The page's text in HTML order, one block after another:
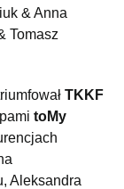
& Anna
Tomasz
TKKF
toMy
Aleksandra